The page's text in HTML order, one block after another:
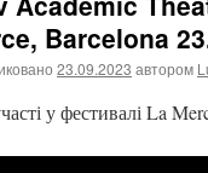
Barcelona
23.09.2023 автором
у фестивалі La